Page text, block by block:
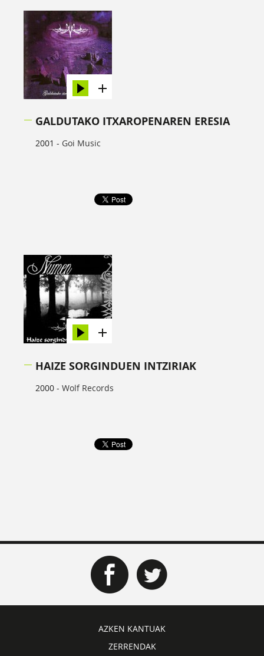
GALDUTAKO ITXAROPENAREN ERESIA
2001 - Goi Music
HAIZE SORGINDUEN INTZIRIAK
2000 - Wolf Records
AZKEN KANTUAK
ZERRENDAK